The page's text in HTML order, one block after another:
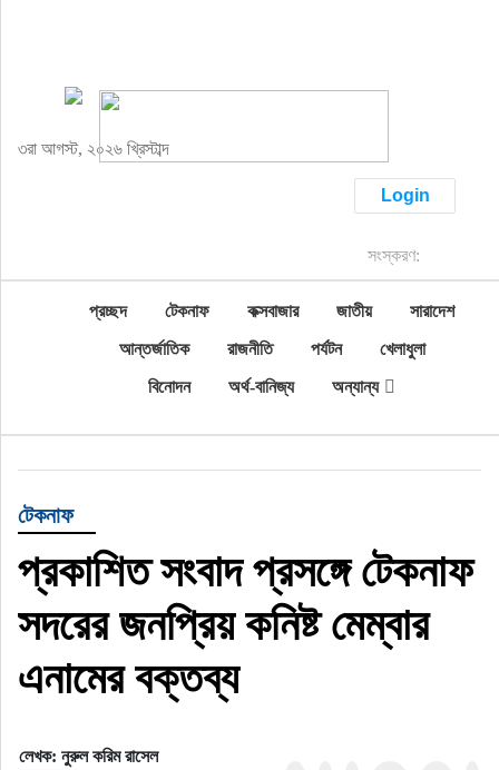
৩রা আগস্ট, ২০২৬ খ্রিস্টাব্দ
Login
সংস্করণ:
খেলাধুলা
প্রচ্ছদ টেকনাফ কক্সবাজার জাতীয়
সারাদেশ
আন্তর্জাতিক
রাজনীতি পর্যটন
খেলাধুলা
বিনোদন
অর্থ-বানিজ্য অন্যান্য
টেকনাফ
প্রকাশিত সংবাদ প্রসঙ্গে টেকনাফ
সদরের জনপ্রিয় কনিষ্ট মেম্বার
এনামের বক্তব্য
লেখক: নুরুল করিম রাসেল